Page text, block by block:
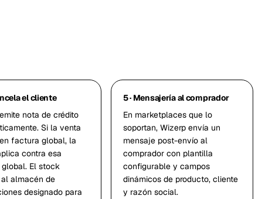
el cliente
nota de crédito
Si la venta
factura global, la
contra esa
El stock
al almacén de
designado para
5 · Mensajería al comprador
En marketplaces que lo
soportan, Wizerp envía un
mensaje post-envío al
comprador con plantilla
configurable y campos
dinámicos de producto, cliente
y razón social.